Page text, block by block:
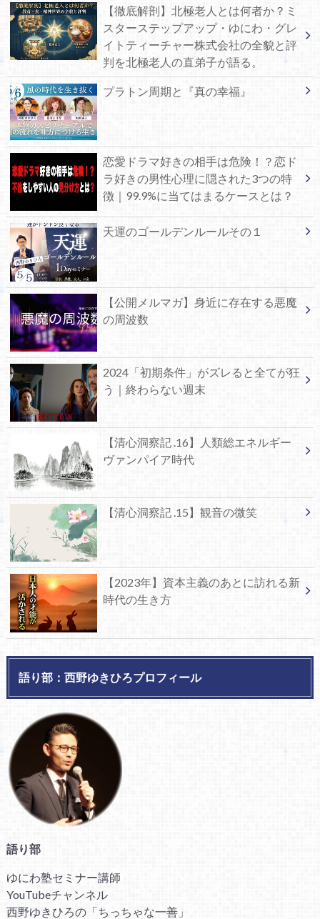
【徹底解剖】北極老人とは何者か？ミ
スターステップアップ・ゆにわ・グレ
イトティーチャー株式会社の全貌と評
判を北極老人の直弟子が語る。
プラトン周期と『真の幸福』
恋愛ドラマ好きの相手は危険！？恋ド
ラ好きの男性心理に隠された3つの特
徴｜99.9%に当てはまるケースとは？
天運のゴールデンルールその１
【公開メルマガ】身近に存在する悪魔
の周波数
2024「初期条件」がズレると全てが狂
う｜終わらない週末
【清心洞察記 .16】人類総エネルギー
ヴァンパイア時代
【清心洞察記 .15】観音の微笑
【2023年】資本主義のあとに訪れる新
時代の生き方
語り部：西野ゆきひろプロフィール
語り部
ゆにわ塾セミナー講師
YouTubeチャンネル
西野ゆきひろの「ちっちゃな一善」